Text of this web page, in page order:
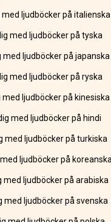
med ljudböcker på italienska
med ljudböcker på tyska
med ljudböcker på japanska
med ljudböcker på ryska
med ljudböcker på kinesiska
med ljudböcker på hindi
med ljudböcker på turkiska
ljudböcker på koreanska
med ljudböcker på arabiska
med ljudböcker på svenska